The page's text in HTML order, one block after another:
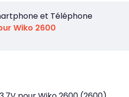
et Téléphone
Wiko 2600